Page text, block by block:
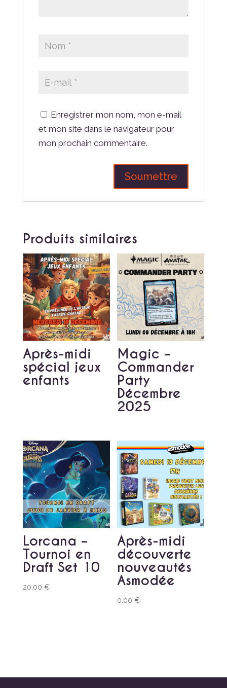
Enregistrer mon nom, mon e-mail
et mon site dans le navigateur pour
mon prochain commentaire.
Produits similaires
Après-midi
spécial jeux
enfants
Magic –
Commander
Party
Décembre
2025
Lorcana –
Tournoi en
Draft Set 10
20,00 €
Après-midi
découverte
nouveautés
Asmodée
0,00€